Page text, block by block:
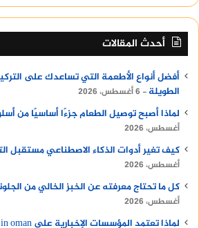
أحدث المقالات
أفضل أنواع الأطعمة التي تساعدك على
الطويلة
6 أغسطس، 2026
لماذا أصبح توصيل الطعام جزءًا أساسيًا من
أغسطس، 2026
كيف تغير أدوات الذكاء الاصطناعي مستقبل
أغسطس، 2026
كل ما تحتاج معرفته عن الخبز الخالي من
أغسطس، 2026